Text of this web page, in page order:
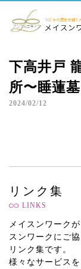
下高井戸
所〜睡蓮
2024/02/12
リンク集
LINKS
メイスンワーク
スンワークにご
リンク集です。
様々なサービス